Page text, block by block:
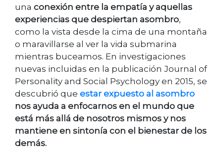
una conexión entre la empatía y aquellas
experiencias que despiertan asombro,
como la vista desde la cima de una montaña
o maravillarse al ver la vida submarina
mientras buceamos. En investigaciones
nuevas incluidas en la publicación Journal of
Personality and Social Psychology en 2015, se
descubrió que estar expuesto al asombro
nos ayuda a enfocarnos en el mundo que
está más allá de nosotros mismos y nos
mantiene en sintonía con el bienestar de los
demás.